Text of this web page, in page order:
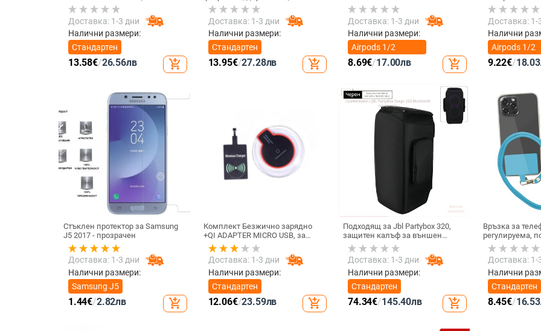
33W силиконов 10000mA
неплъзгащ се защитен калъф за
Power Bank
Доставка: 1-3 дни
Налични размери:
Стандартен
13.58€/26.56лв add_shopping_cart
тип C, мобилен телефон, Douyin
Internet Celebrity, електрически
микрофон, слушалки с C порт,
кабелна слушалка
Доставка: 1-3 дни
Налични размери:
Стандартен
13.95€/27.28лв add_shopping_cart
Доставка: 1-3 дни
Налични размери:
Airpods 1/2
поколение
8.69€/17.00лв add_shopping_cart
котка
Доставка: 1-
Налични
Airpods 1/2
поколение
9.22€/18.03
Стъклен протектор за Samsung
J5 2017 - прозрачен
Доставка: 1-3 дни
Налични размери:
Samsung J5
1.44€/2.82лв add_shopping_cart
Комплект Безжично зарядно
+QI ADAPTER MICRO USB, за
телефон + Qi Безжичен
приемник с micro USB-черен
цвят
Доставка: 1-3 дни
Налични размери:
Стандартен
12.06€/23.59лв add_shopping_cart
Подходящ за Jbl Partybox 320,
защитен калъф за външен
високоговорител, калъф за
количка Stage 320 Audio,
прахозащитно покритие.
Доставка: 1-3 дни
Налични размери:
Стандартен
74.34€/145.40лв add_shopping_cart
Връзка за
регулируема,
за врата,
за мобилни
мобилен
врата,
Доставка: 1-
Налични
Стандартен
8.45€/16.53